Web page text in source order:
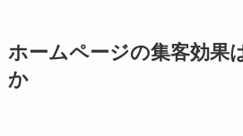
ホームページの集客効果
か